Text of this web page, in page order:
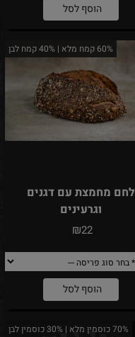
הוסף לסל
60% קמח מלא | 40% קמח לבן
לחם מחמצת עם דגנים
וגרעינים
₪22
הוסף לסל
70% כוסמין מלא | 30% כוסמין לבן